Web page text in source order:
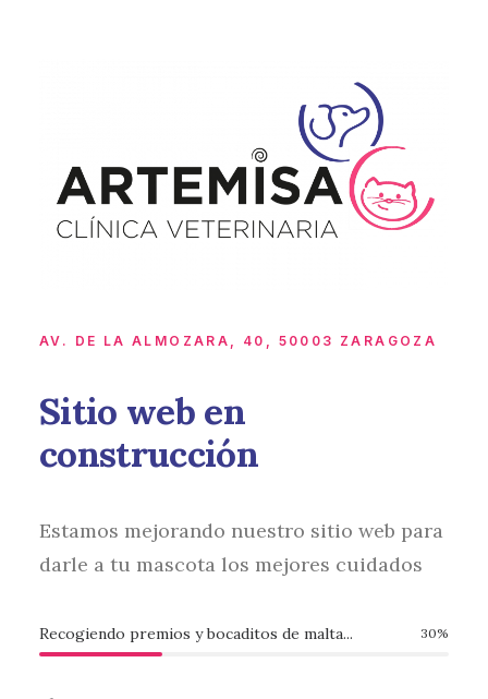
AV. DE LA ALMOZARA, 40, 50003 ZARAGOZA
Sitio web en
construcción
Estamos mejorando nuestro sitio web para
darle a tu mascota los mejores cuidados
Recogiendo premios y bocaditos de malta... 30%